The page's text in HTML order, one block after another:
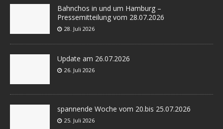
Bahnchos in und um Hamburg –
Pressemitteilung vom 28.07.2026
28. Juli 2026
Update am 26.07.2026
26. Juli 2026
spannende Woche vom 20.bis 25.07.2026
25. Juli 2026